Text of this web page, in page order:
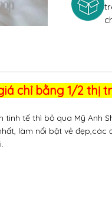
chỉ bằng 1/2 thị
tế thì bỏ qua Mỹ Anh
làm nổi bật vẻ